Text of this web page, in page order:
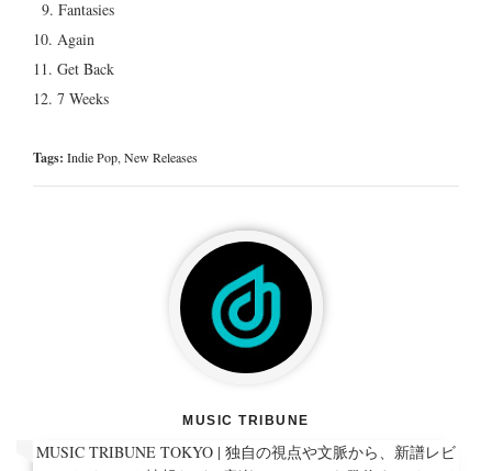
9. Fantasies
10. Again
11. Get Back
12. 7 Weeks
Tags: Indie Pop, New Releases
MUSIC TRIBUNE
MUSIC TRIBUNE TOKYO | 独自の視点や文脈から、新譜レビ